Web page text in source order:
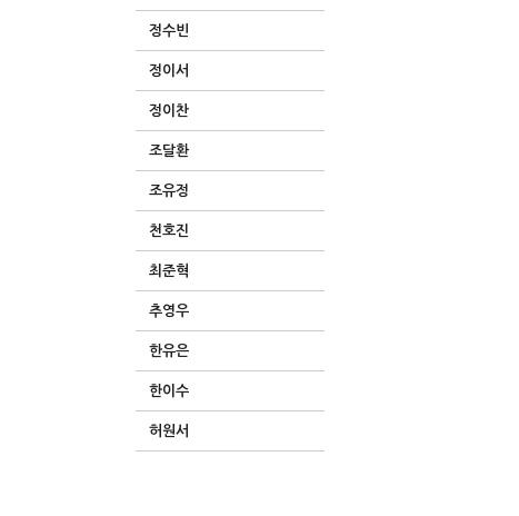
정수빈
정이서
정이찬
조달환
조유정
천호진
최준혁
추영우
한유은
한이수
허원서